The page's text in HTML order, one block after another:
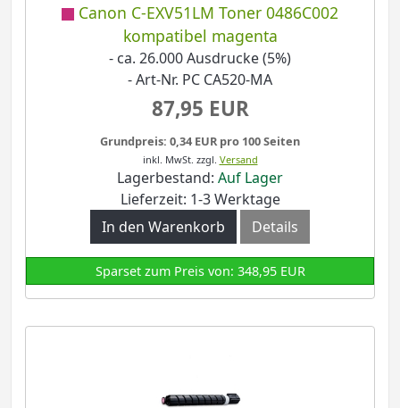
Canon C-EXV51LM Toner 0486C002
kompatibel magenta
- ca. 26.000 Ausdrucke (5%)
- Art-Nr. PC CA520-MA
87,95 EUR
Grundpreis: 0,34 EUR pro 100 Seiten
inkl. MwSt. zzgl. Versand
Lagerbestand: Auf Lager
Lieferzeit: 1-3 Werktage
In den Warenkorb
Details
Sparset zum Preis von: 348,95 EUR